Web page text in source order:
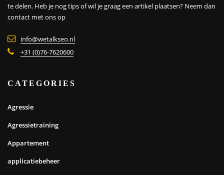
te delen. Heb je nog tips of wil je graag een artikel plaatsen? Neem dan
contact met ons op
info@wetalkseo.nl
+31 (0)76-7620600
CATEGORIES
Agressie
Agressietraining
Appartement
applicatiebeheer